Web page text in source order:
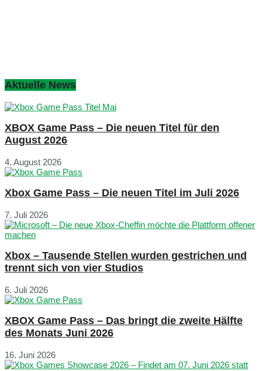
Aktuelle News
XBOX Game Pass – Die neuen Titel für den
August 2026
4. August 2026
Xbox Game Pass – Die neuen Titel im Juli 2026
7. Juli 2026
Xbox – Tausende Stellen wurden gestrichen und
trennt sich von vier Studios
6. Juli 2026
XBOX Game Pass – Das bringt die zweite Hälfte
des Monats Juni 2026
16. Juni 2026